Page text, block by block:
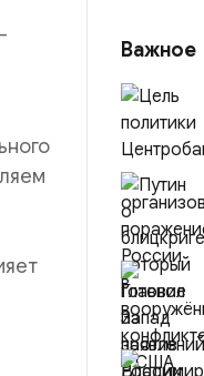
Важное